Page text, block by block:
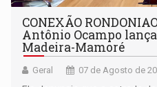
CONEXÃO
Antônio Ocampo
Madeira-Mamoré
Geral 07 de Agosto de